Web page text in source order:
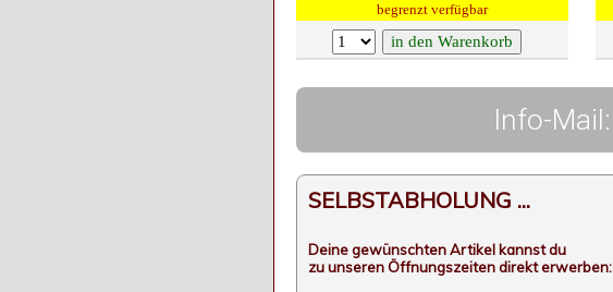
begrenzt verfügbar
Info-Mail:
SELBSTABHOLUNG ...
Deine gewünschten Artikel kannst du
zu unseren Öffnungszeiten direkt erwerben: